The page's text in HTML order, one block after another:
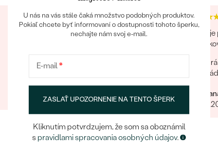
Tovar mi bol doručený o 2 týždne skôr ako bolo
online bez osobnej návštevy, zodpovedajú
popisu a foto.Po potvrdení objednávky ma
kontaktovala pracovníčka spoločnosti aby sa
uistila o správnosti, type, veľkosti a pod. a
zmienila sa o možnej výmena v prípade
spokojnosť s tovarom aj prístupom.
24.04.2024
Zobraziť celú recenziu
Eppi
U nás na vás stále čaká množstvo podobných produktov.
Pokiaľ chcete byť informovaní o dostupnosti tohoto šperku,
nechajte nám svoj e-mail.
E-mail*
ZASLAŤ UPOZORNENIE NA TENTO ŠPERK
Kliknutím potvrdzujem, že som sa oboznámil
s pravidlami spracovania osobných údajov.